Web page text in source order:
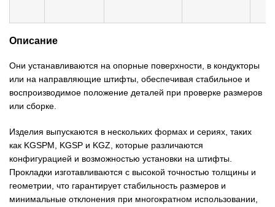
Описание
Они устанавливаются на опорные поверхности, в кондукторы
или на направляющие штифты, обеспечивая стабильное и
воспроизводимое положение деталей при проверке размеров
или сборке.
Изделия выпускаются в нескольких формах и сериях, таких
как KGSPM, KGSP и KGZ, которые различаются
конфигурацией и возможностью установки на штифты.
Прокладки изготавливаются с высокой точностью толщины и
геометрии, что гарантирует стабильность размеров и
минимальные отклонения при многократном использовании,